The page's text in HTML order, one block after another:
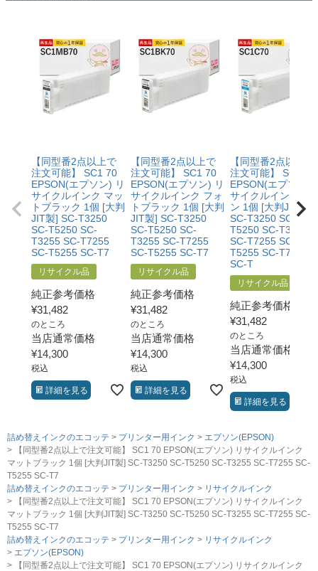
【同型番2点以上で
注文可能】 SC1 70
EPSON(エプソン) リ
サイクルインク マッ
トブラック 1個 [大判
JIT製] SC-T3250
SC-T5250 SC-
T3255 SC-T7255
SC-T5255 SC-T7
リサイクル品
純正参考価格
¥31,482
のところ
当店通常価格
¥14,300
税込
詳細を見る
【同型番2点以上で
注文可能】 SC1 70
EPSON(エプソン) リ
サイクルインク フォ
トブラック 1個 [大判
JIT製] SC-T3250
SC-T5250 SC-
T3255 SC-T7255
SC-T5255 SC-T7
リサイクル品
純正参考価格
¥31,482
のところ
当店通常価格
¥14,300
税込
詳細を見る
【同型番2点以上で
注文可能】 SC1 70
EPSON(エプソン)
サイクルインク シ
ン 1個 [大判JIT製]
SC-T3250 SC-
T5250 SC-T3255
SC-T7255 SC-
T5255 SC-T7250
SC-T
リサイクル品
純正参考価格
¥31,482
のところ
当店通常価格
¥14,300
税込
詳細を見る
詰め替えインクのエコッテ プリンター用インク
エプソン(EPSON)
【同型番2点以上で注文可能】 SC1 70 EPSON(エプソン) リサイクルインク
マットブラック 1個 [大判JIT製] SC-T3250 SC-T5250 SC-T3255 SC-T7255 SC-
T5255 SC-T7
詰め替えインクのエコッテ
プリンター用インク
リサイクルインク
【同型番2点以上で注文可能】 SC1 70 EPSON(エプソン) リサイクルインク
マットブラック 1個 [大判JIT製] SC-T3250 SC-T5250 SC-T3255 SC-T7255 SC-
T5255 SC-T7
詰め替えインクのエコッテ
プリンター用インク
リサイクルインク
エプソン(EPSON)
【同型番2点以上で注文可能】 SC1 70 EPSON(エプソン) リサイクルインク